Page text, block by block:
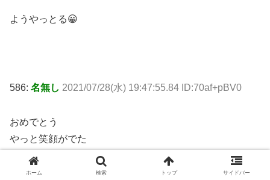
ようやっとる😀
586: 名無し 2021/07/28(水) 19:47:55.84 ID:70af+pBV0
おめでとう
やっと笑顔がでた
ホーム 検索 トップ サイドバー